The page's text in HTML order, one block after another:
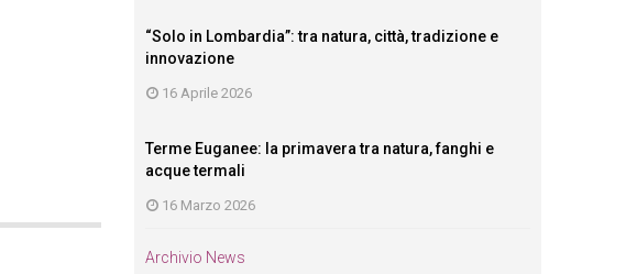
“Solo in Lombardia”: tra natura, città, tradizione e
innovazione
16 Aprile 2026
Terme Euganee: la primavera tra natura, fanghi e
acque termali
16 Marzo 2026
Archivio News